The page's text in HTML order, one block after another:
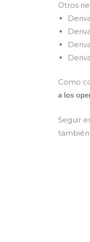
Otros
Como
a los
Seguir